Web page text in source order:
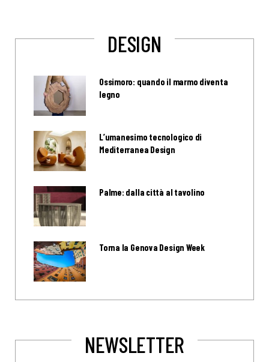
DESIGN
Ossimoro: quando il marmo diventa
legno
L’umanesimo tecnologico di
Mediterranea Design
Palme: dalla città al tavolino
Torna la Genova Design Week
NEWSLETTER